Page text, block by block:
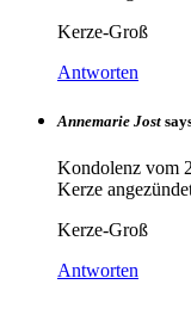
Kerze-Groß
Antworten
Annemarie Jost
Kondolenz vom
Kerze
Kerze-Groß
Antworten